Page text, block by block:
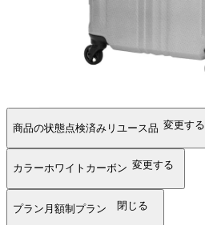
商品の状態点検済みリユース品 変更する
カラーホワイトカーボン 変更する
プラン 月額制プラン 閉じる